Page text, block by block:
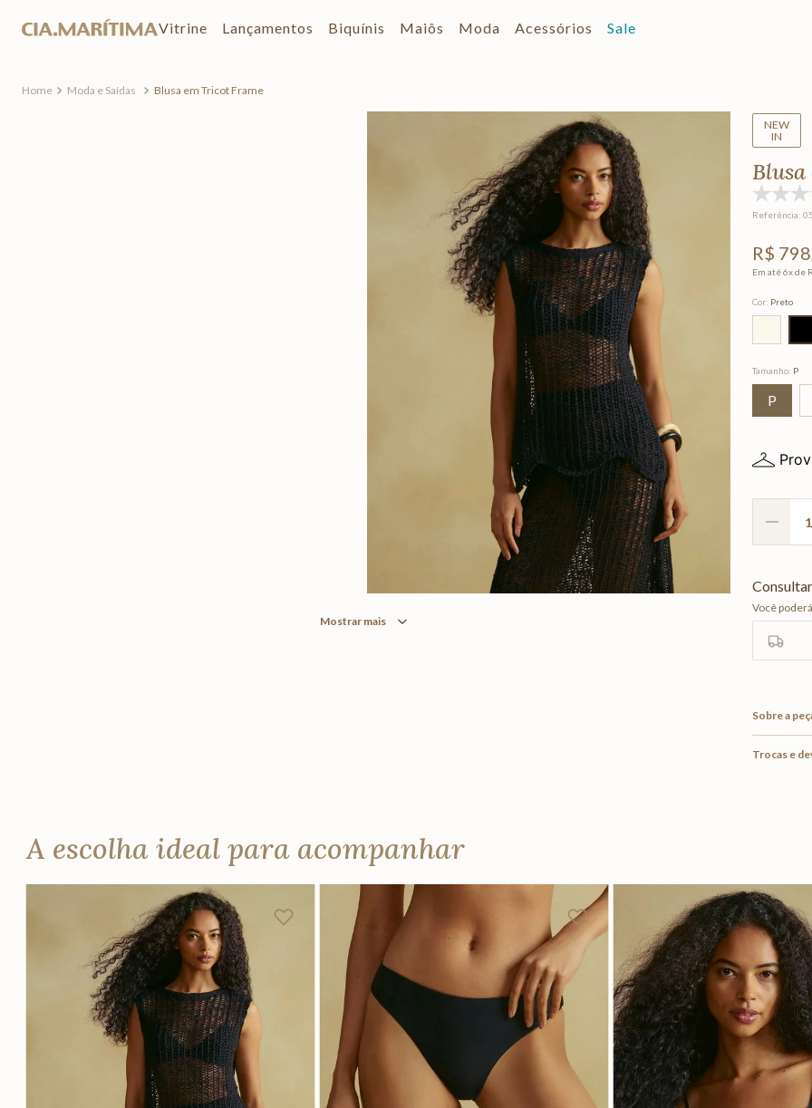
Vitrine Lançamentos Biquínis Maiôs Moda Acessórios Sale
Moda e Saídas Blusa em Tricot Frame
Mostrar mais
NEW
IN
Referência:
R$ 798
Em até6x de
Cor: Preto
Tamanho: P
P
Sobre a
Trocas e
A escolha ideal para acompanhar